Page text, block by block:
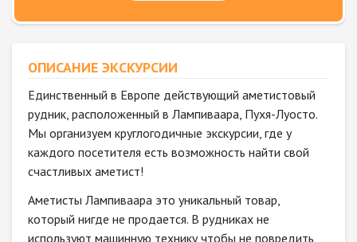
ОПИСАНИЕ ЭКСКУРСИИ
Единственный в Европе действующий аметистовый
рудник, расположенный в Лампиваара, Пухя-Луосто.
Мы организуем круглогодичные экскурсии, где у
каждого посетителя есть возможность найти свой
счастливых аметист!
Аметисты Лампиваара это уникальный товар,
который нигде не продается. В рудниках не
используют машинную технику чтобы не повредить